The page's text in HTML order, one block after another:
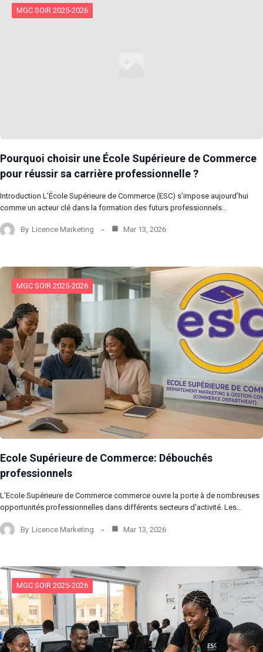
MGC SOIR 2025-2026
Pourquoi choisir une École Supérieure de Commerce
pour réussir sa carrière professionnelle ?
Introduction L’École Supérieure de Commerce (ESC) s’impose aujourd’hui
comme un acteur clé dans la formation des futurs professionnels…
By Licence Marketing Mar 13, 2026
MGC SOIR 2025-2026
Ecole Supérieure de Commerce: Débouchés
professionnels
L’Ecole Supérieure de Commerce commerce ouvre la porte à de nombreuses
opportunités professionnelles dans différents secteurs d’activité. Les…
By Licence Marketing Mar 13, 2026
MGC SOIR 2025-2026